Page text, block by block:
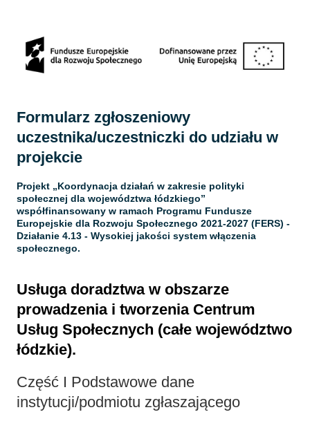
Formularz zgłoszeniowy
uczestnika/uczestniczki do udziału w
projekcie
Projekt „Koordynacja działań w zakresie polityki
społecznej dla województwa łódzkiego”
współfinansowany w ramach Programu Fundusze
Europejskie dla Rozwoju Społecznego 2021-2027 (FERS) -
Działanie 4.13 - Wysokiej jakości system włączenia
społecznego.
Usługa doradztwa w obszarze
prowadzenia i tworzenia Centrum
Usług Społecznych (całe województwo
łódzkie).
Część I Podstawowe dane
instytucji/podmiotu zgłaszającego